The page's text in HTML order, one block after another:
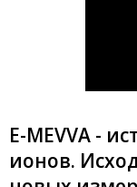
E-MEVVA -
ионов.